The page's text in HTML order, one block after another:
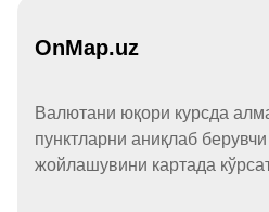
OnMap.uz
Валютани юқори курсда
пунктларни аниқлаб
жойлашувини картада